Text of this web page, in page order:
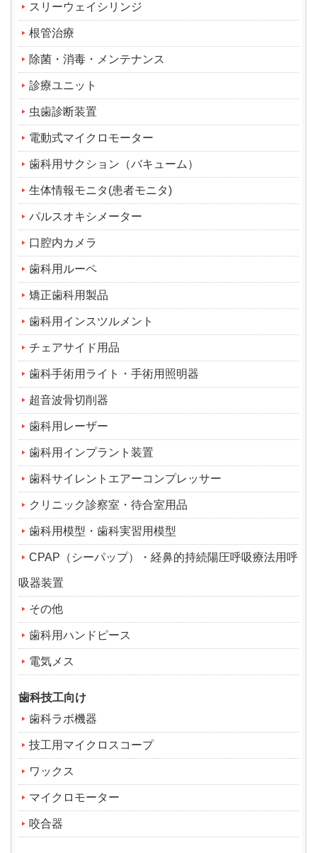
スリーウェイシリンジ
根管治療
除菌・消毒・メンテナンス
診療ユニット
虫歯診断装置
電動式マイクロモーター
歯科用サクション（バキューム）
生体情報モニタ(患者モニタ)
パルスオキシメーター
口腔内カメラ
歯科用ルーペ
矯正歯科用製品
歯科用インスツルメント
チェアサイド用品
歯科手術用ライト・手術用照明器
超音波骨切削器
歯科用レーザー
歯科用インプラント装置
歯科サイレントエアーコンプレッサー
クリニック診察室・待合室用品
歯科用模型・歯科実習用模型
CPAP（シーパップ）・経鼻的持続陽圧呼吸療法用呼
吸器装置
その他
歯科用ハンドピース
電気メス
歯科技工向け
歯科ラボ機器
技工用マイクロスコープ
ワックス
マイクロモーター
咬合器